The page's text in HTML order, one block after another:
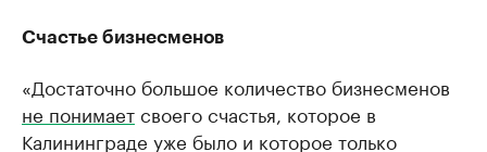
Счастье бизнесменов
«Достаточно большое количество бизнесменов
не понимаетсвоего счастья, которое в
Калининграде уже было и которое только